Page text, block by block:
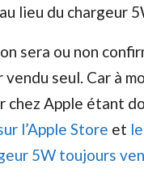
lieu du chargeur
sera ou non
seul. Car à
chez Apple étant
l’Apple Store et
5W toujours